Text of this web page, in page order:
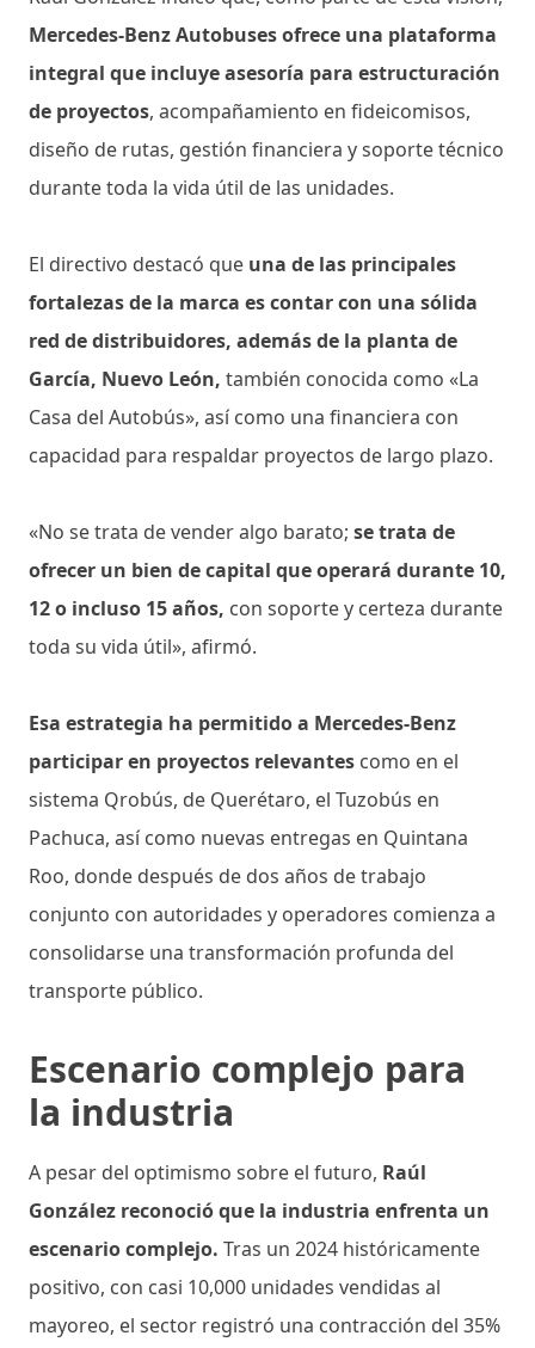
Mercedes-Benz Autobuses ofrece una plataforma
integral que incluye asesoría para estructuración
de proyectos, acompañamiento en fideicomisos,
diseño de rutas, gestión financiera y soporte técnico
durante toda la vida útil de las unidades.
El directivo destacó que una de las principales
fortalezas de la marca es contar con una sólida
red de distribuidores, además de la planta de
García, Nuevo León, también conocida como «La
Casa del Autobús», así como una financiera con
capacidad para respaldar proyectos de largo plazo.
«No se trata de vender algo barato; se trata de
ofrecer un bien de capital que operará durante 10,
12 o incluso 15 años, con soporte y certeza durante
toda su vida útil», afirmó.
Esa estrategia ha permitido a Mercedes-Benz
participar en proyectos relevantes como en el
sistema Qrobús, de Querétaro, el Tuzobús en
Pachuca, así como nuevas entregas en Quintana
Roo, donde después de dos años de trabajo
conjunto con autoridades y operadores comienza a
consolidarse una transformación profunda del
transporte público.
Escenario complejo para
la industria
A pesar del optimismo sobre el futuro, Raúl
González reconoció que la industria enfrenta un
escenario complejo. Tras un 2024 históricamente
positivo, con casi 10,000 unidades vendidas al
mayoreo, el sector registró una contracción del 35%